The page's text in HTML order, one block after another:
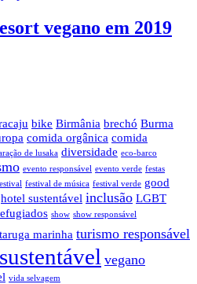
vegano em 2019
bike Birmânia brechó Burma
comida orgânica comida
de lusaka diversidade eco-barco
evento responsável evento verde festas
festival de música festival verde good
hotel sustentável inclusão LGBT
show show responsável
marinha turismo responsável
vegano
vida selvagem